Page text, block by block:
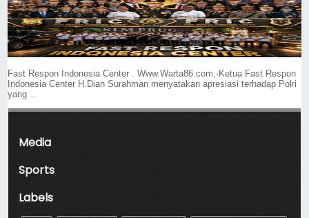
Fast Respon Indonesia Center . Www.Warta86.com,-Ketua Fast Respon
Indonesia Center H.Dian Surahman menyatakan apresiasi terhadap Polri
yang ...
Media
Sports
Labels